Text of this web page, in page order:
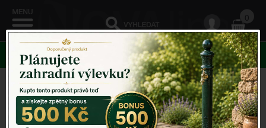
0
KATEGORIE
Venkovský domov ->Zrcadla v rámu, s okenicemi-
>Dřevěné zrcadlo okno s okenicí šedé 62x93cm